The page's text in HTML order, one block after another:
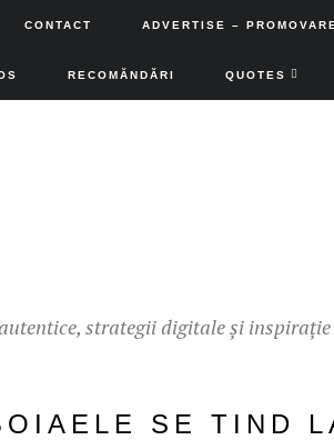
CONTACT ADVERTISE – PROMOVARE
RECOMĂNDĂRI QUOTES
strategii digitale și
SE TIND